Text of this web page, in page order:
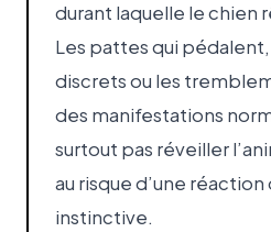
durant laquelle le chien
Les pattes qui
discrets ou les
des manifestations
surtout pas réveiller
au risque d’une
instinctive.